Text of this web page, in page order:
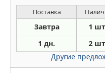
Поставка
Завтра 1
1 дн. 2
Другие